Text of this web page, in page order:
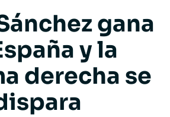
gana
y la
derecha se